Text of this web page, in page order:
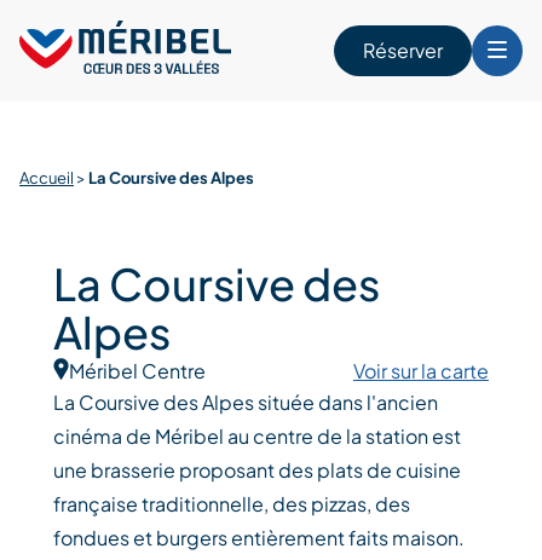
content
Réserver
Accueil > La Coursive des Alpes
La Coursive des
Alpes
Méribel Centre
Voir sur la carte
La Coursive des Alpes située dans l'ancien
cinéma de Méribel au centre de la station est
une brasserie proposant des plats de cuisine
française traditionnelle, des pizzas, des
fondues et burgers entièrement faits maison.